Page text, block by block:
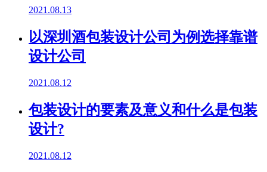
2021.08.13
以深圳酒包装设计公司为例选择靠谱
设计公司
2021.08.12
包装设计的要素及意义和什么是包装
设计?
2021.08.12